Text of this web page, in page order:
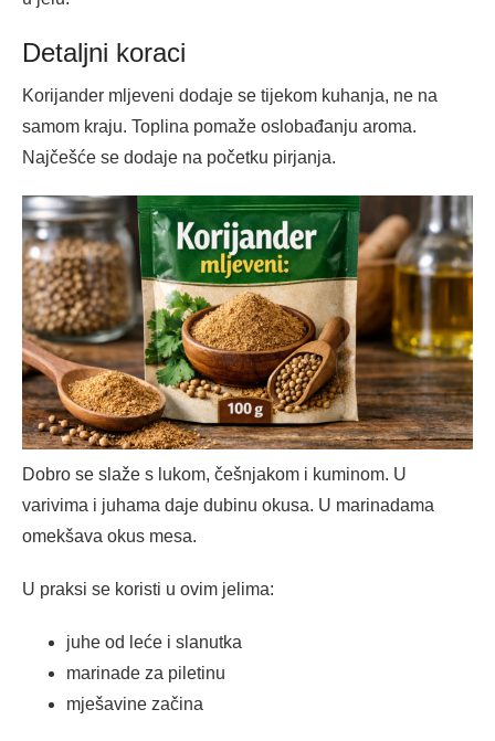
Detaljni koraci
Korijander mljeveni dodaje se tijekom kuhanja, ne na
samom kraju. Toplina pomaže oslobađanju aroma.
Najčešće se dodaje na početku pirjanja.
Dobro se slaže s lukom, češnjakom i kuminom. U
varivima i juhama daje dubinu okusa. U marinadama
omekšava okus mesa.
U praksi se koristi u ovim jelima:
juhe od leće i slanutka
marinade za piletinu
mješavine začina